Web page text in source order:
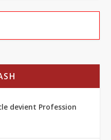
devient Profession